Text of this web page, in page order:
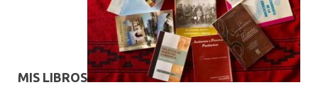
MIS LIBROS